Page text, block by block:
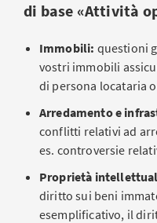
di base «Attività
Immobili: questioni
vostri immobili
di persona locataria
Arredamento e
conflitti relativi ad
es. controversie
Proprietà
diritto sui beni
esemplificativo, il